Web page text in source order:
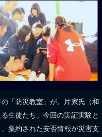
「防災教室」が。片家氏（和
生徒たち。今回の実証実験と
集約された安否情報が災害支